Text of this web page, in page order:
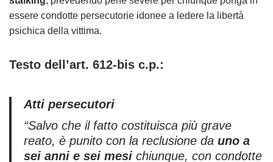
essere condotte persecutorie idonee a ledere la libertà
psichica della vittima.
Testo dell’art. 612-bis c.p.:
Atti persecutori
“Salvo che il fatto costituisca più grave
reato, è punito con la reclusione da uno a
sei anni e sei mesi chiunque, con condotte